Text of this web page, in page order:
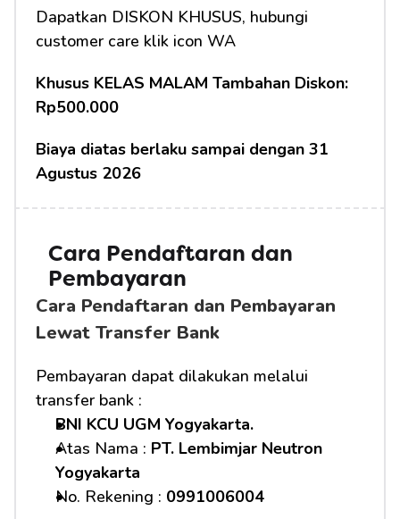
Dapatkan DISKON KHUSUS, hubungi
customer care klik icon WA
Khusus KELAS MALAM Tambahan Diskon:
Rp500.000
Biaya diatas berlaku sampai dengan 31
Agustus 2026
Cara Pendaftaran dan
Pembayaran
Cara Pendaftaran dan Pembayaran
Lewat Transfer Bank
Pembayaran dapat dilakukan melalui
transfer bank :
BNI KCU UGM Yogyakarta.
Atas Nama : PT. Lembimjar Neutron
Yogyakarta
No. Rekening : 0991006004